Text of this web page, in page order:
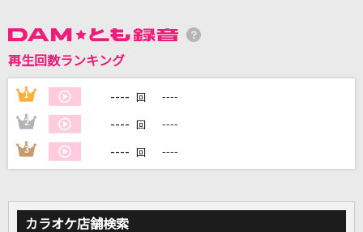
自宅でカラオケ歌い放題！
再生回数ランキング
1 ---- 回 ----
2 ---- 回 ----
3 ---- 回 ----
カラオケ店舗検索